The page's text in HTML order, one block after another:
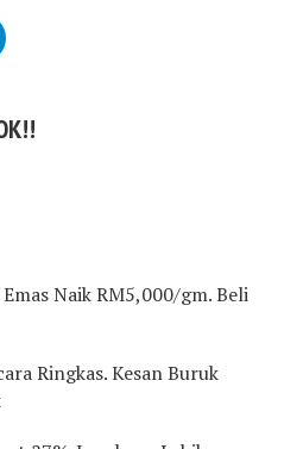
Naik RM5,000/gm. Beli
Ringkas. Kesan Buruk